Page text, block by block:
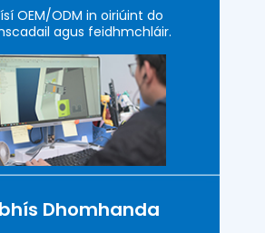
OEM/ODM in oiriúint do
agus feidhmchláir.
Dhomhanda